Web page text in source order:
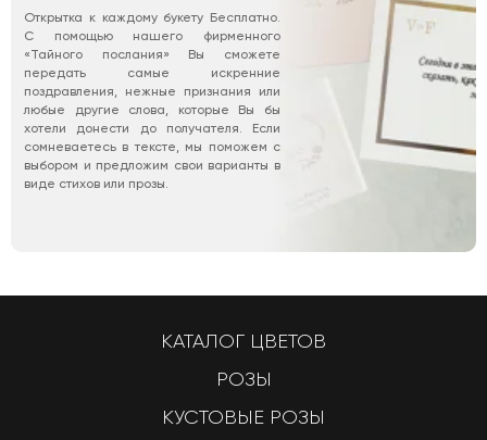
Открытка к каждому букету Бесплатно.
С помощью нашего фирменного
«Тайного послания» Вы сможете
передать самые искренние
поздравления, нежные признания или
любые другие слова, которые Вы бы
хотели донести до получателя. Если
сомневаетесь в тексте, мы поможем с
выбором и предложим свои варианты в
виде стихов или прозы.
КАТАЛОГ ЦВЕТОВ
РОЗЫ
КУСТОВЫЕ РОЗЫ